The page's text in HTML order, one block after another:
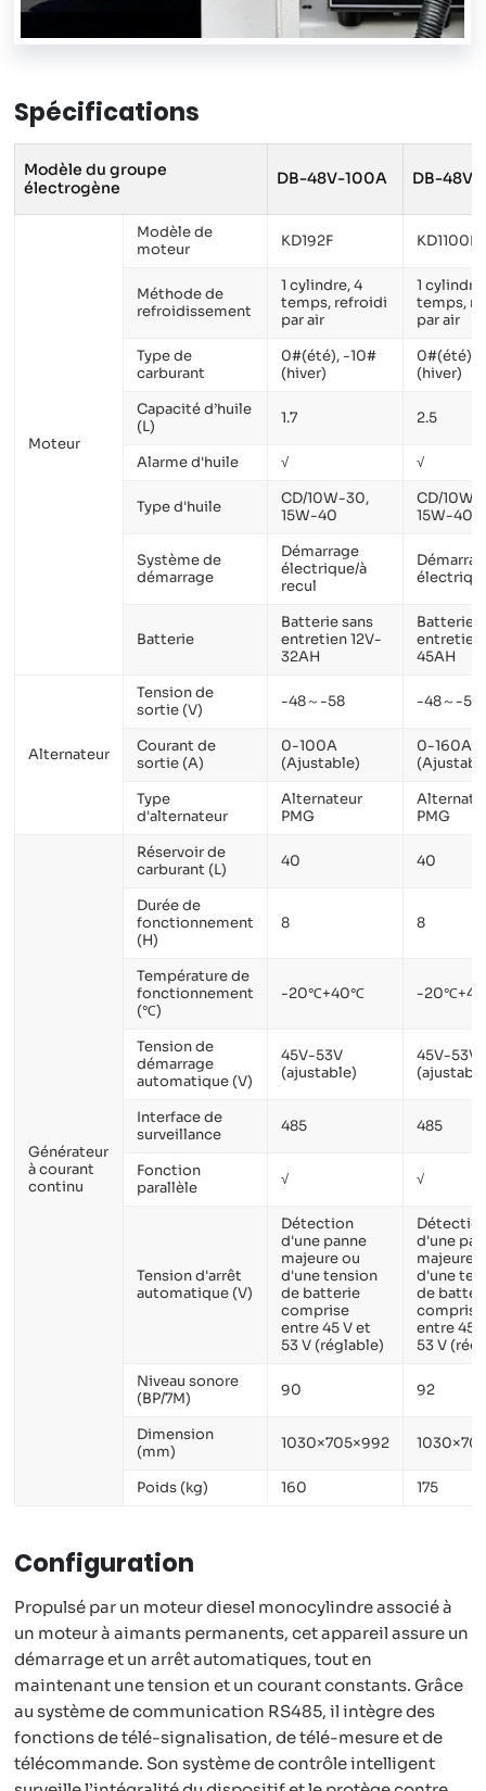
Spécifications
Modèle du groupe
électrogène
DB-48V-100A DB-48V-
Moteur
Modèle de
moteur
KD192F KD1100F
Méthode de
refroidissement
1 cylindre, 4
temps, refroidi
par air
1
temps,
par air
Type de
carburant
0#(été), -10#
(hiver)
0#(été),
(hiver)
Capacité d’huile
(L)
1.7 2.5
Alarme d'huile √ √
Type d'huile
CD/10W-30,
15W-40
CD/10W-
15W-40
Système de
démarrage
Démarrage
électrique/à
recul
Batterie
Batterie sans
entretien 12V-
32AH
Batterie
entretien
45AH
Alternateur
Tension de
sortie (V)
-48～-58 -48～-58
Courant de
sortie (A)
0-100A
(Ajustable)
0-160A
Type
d'alternateur
Alternateur
PMG
PMG
Générateur
à courant
continu
Réservoir de
carburant (L)
40 40
Durée de
fonctionnement
(H)
8 8
Température de
fonctionnement
(℃)
-20℃+40℃ -
Tension de
démarrage
automatique (V)
45V-53V
(ajustable)
45V-53V
Interface de
surveillance
485 485
Fonction
parallèle
√ √
Tension d'arrêt
automatique (V)
Détection
d'une panne
majeure ou
d'une tension
de batterie
comprise
entre 45 V et
53 V (réglable)
d'une
majeure
d'une
de
comprise
entre 45
53 V
Niveau sonore
(BP/7M)
90 92
Dimension
(mm)
1030×705×992
Poids (kg) 160 175
Configuration
Propulsé par un moteur diesel monocylindre associé à
un moteur à aimants permanents, cet appareil assure un
démarrage et un arrêt automatiques, tout en
maintenant une tension et un courant constants. Grâce
au système de communication RS485, il intègre des
fonctions de télé-signalisation, de télé-mesure et de
télécommande. Son système de contrôle intelligent